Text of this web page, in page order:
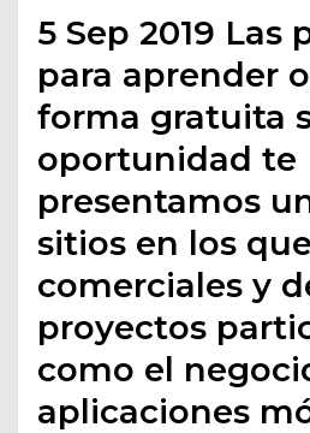
5 Sep 2019 Las
para aprender
forma gratuita
oportunidad te
presentamos
sitios en los que
comerciales y
proyectos
como el
aplicaciones